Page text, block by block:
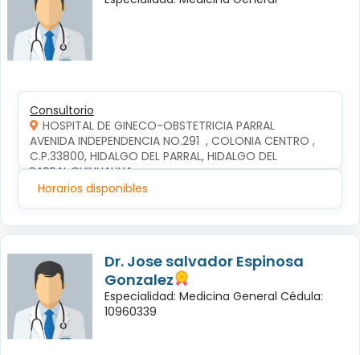
Consultorio
HOSPITAL DE GINECO-OBSTETRICIA PARRAL
AVENIDA INDEPENDENCIA NO.291  , COLONIA CENTRO ,
C.P.33800, HIDALGO DEL PARRAL, HIDALGO DEL
PARRAL,CHIHUAHUA
Horarios disponibles
Dr. Jose salvador Espinosa
Gonzalez
Especialidad: Medicina General Cédula:
10960339